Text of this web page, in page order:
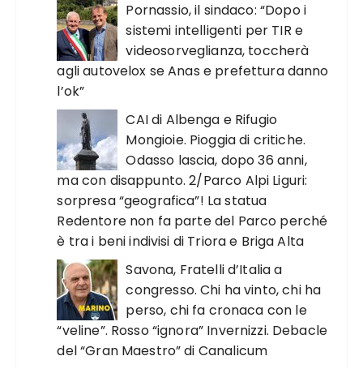
Pornassio, il sindaco: “Dopo i
sistemi intelligenti per TIR e
videosorveglianza, toccherà
agli autovelox se Anas e prefettura danno
l’ok”
CAI di Albenga e Rifugio
Mongioie. Pioggia di critiche.
Odasso lascia, dopo 36 anni,
ma con disappunto. 2/Parco Alpi Liguri:
sorpresa “geografica”! La statua
Redentore non fa parte del Parco perché
è tra i beni indivisi di Triora e Briga Alta
Savona, Fratelli d’Italia a
congresso. Chi ha vinto, chi ha
perso, chi fa cronaca con le
“veline”. Rosso “ignora” Invernizzi. Debacle
del “Gran Maestro” di Canalicum